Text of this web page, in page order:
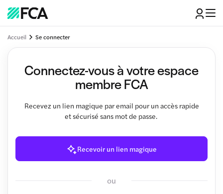
Accueil Se connecter
Connectez-vous à votre espace
membre FCA
Recevez un lien magique par email pour un accès rapide
et sécurisé sans mot de passe.
Recevoir un lien magique
ou